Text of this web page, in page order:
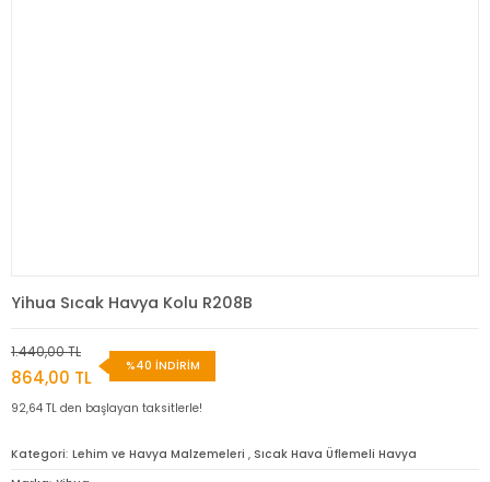
Yihua Sıcak Havya Kolu R208B
1.440,00 TL
864,00 TL
%40 İNDİRİM
92,64 TL den başlayan taksitlerle!
Kategori Lehim ve Havya Malzemeleri , Sıcak Hava Üflemeli Havya